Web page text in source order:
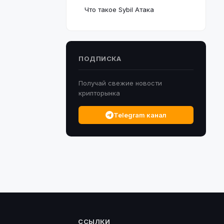
Что такое Sybil Атака
ПОДПИСКА
Получай свежие новости
крипторынка
Telegram канал
ССЫЛКИ